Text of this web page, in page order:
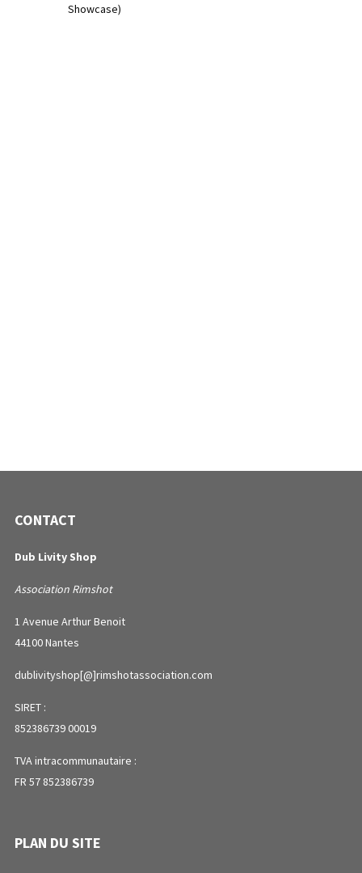
Showcase)
CONTACT
Dub Livity Shop
Association Rimshot
1 Avenue Arthur Benoit
44100 Nantes
dublivityshop[@]rimshotassociation.com
SIRET :
852386739 00019
TVA intracommunautaire :
FR 57 852386739
PLAN DU SITE